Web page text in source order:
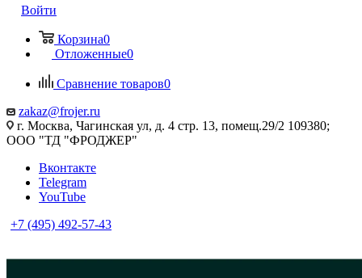
Войти
Корзина0
Отложенные0
Сравнение товаров0
zakaz@frojer.ru
г. Москва, Чагинская ул, д. 4 стр. 13, помещ.29/2 109380;
ООО "ТД "ФРОДЖЕР"
Вконтакте
Telegram
YouTube
+7 (495) 492-57-43